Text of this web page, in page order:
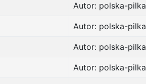
Autor: polska-pilka
Autor: polska-pilka
Autor: polska-pilka
Autor: polska-pilka